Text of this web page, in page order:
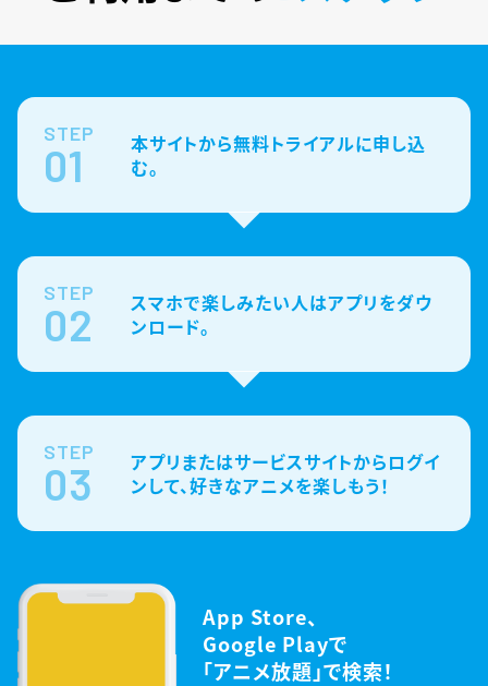
STEP
01
本サイトから無料トライアルに申し込
む。
STEP
02
スマホで楽しみたい人はアプリをダウ
ンロード。
STEP
03
アプリまたはサービスサイトからログイ
ンして、好きなアニメを楽しもう！
App Store、
Google Playで
「アニメ放題」で検索！